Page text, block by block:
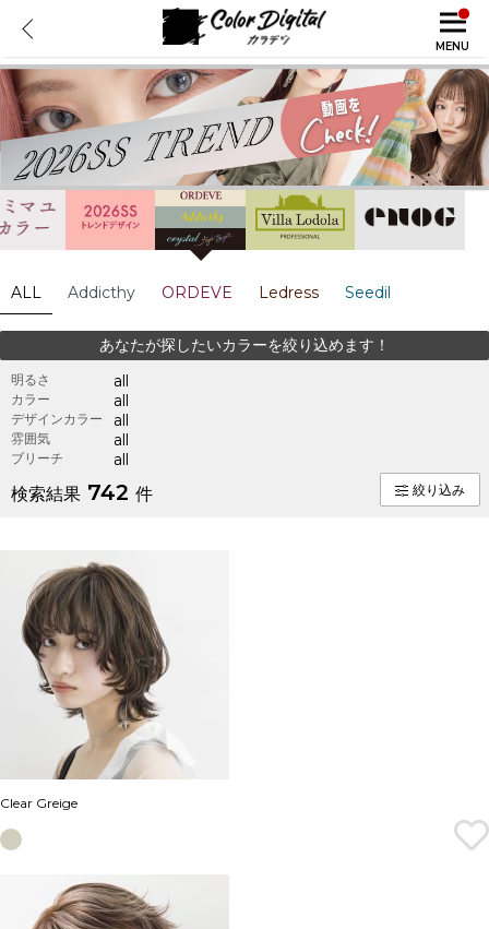
MENU
ALL Addicthy ORDEVE Ledress Seedil
あなたが探したいカラーを絞り込めます！
明るさ all
カラー all
デザインカラー all
雰囲気 all
ブリーチ all
検索結果 742 件 絞り込み
Clear Greige